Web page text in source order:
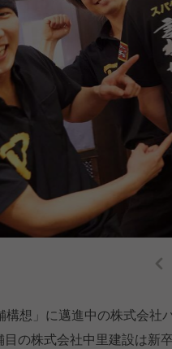
構想」に邁進中の株式会社
の株式会社中里建設は新